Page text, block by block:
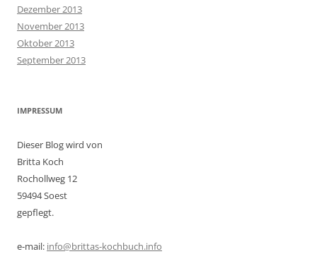
Dezember 2013
November 2013
Oktober 2013
September 2013
IMPRESSUM
Dieser Blog wird von
Britta Koch
Rochollweg 12
59494 Soest
gepflegt.
e-mail: info@brittas-kochbuch.info